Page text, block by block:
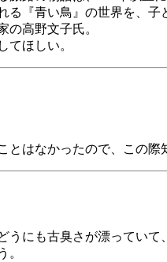
『青い鳥』の世界を、子
高野文子氏。
てほしい。
はなかったので、この際
にも古臭さが漂っていて
。